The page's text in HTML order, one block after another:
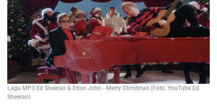
Lagu MP3 Ed Sheeran & Elton John - Merry Christmas (Foto: YouTube Ed
Sheeran)